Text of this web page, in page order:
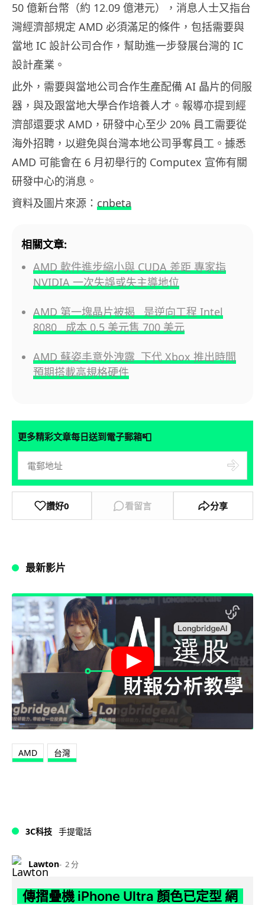
50 億新台幣（約 12.09 億港元），消息人士又指台
灣經濟部規定 AMD 必須滿足的條件，包括需要與
當地 IC 設計公司合作，幫助進一步發展台灣的 IC
設計產業。
此外，需要與當地公司合作生產配備 AI 晶片的伺服
器，與及跟當地大學合作培養人才。報導亦提到經
濟部還要求 AMD，研發中心至少 20% 員工需要從
海外招聘，以避免與台灣本地公司爭奪員工。據悉
AMD 可能會在 6 月初舉行的 Computex 宣佈有關
研發中心的消息。
資料及圖片來源： cnbeta
相關文章:
AMD 軟件進步縮小與 CUDA 差距 專家指
NVIDIA 一次失誤或失主導地位
AMD 第一塊晶片被揭 是逆向工程 Intel
8080 成本 0.5 美元售 700 美元
AMD 蘇姿丰意外洩露 下代 Xbox 推出時間
預期搭載高規格硬件
更多精彩文章每日送到電子郵箱📮
讚好0 看留言 分享
最新影片
AMD 台灣
3C科技 手提電話
Lawton 2 分
傳摺疊機 iPhone Ultra 顏色已定型 網